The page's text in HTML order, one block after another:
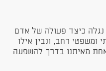
נגלה כיצד פעולה של אדם
ומשפטי רחב, ונבין אילו
מאיתנו בדרך להשפעה